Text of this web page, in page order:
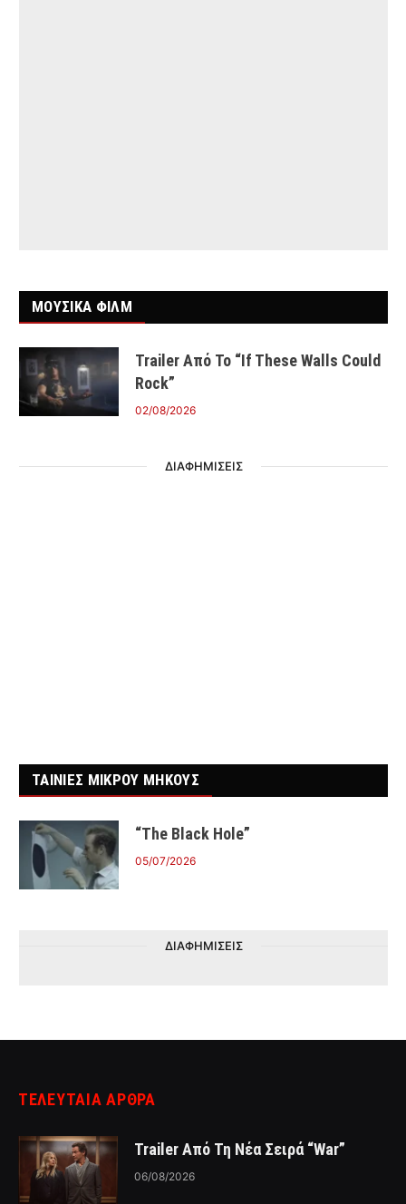
ΜΟΥΣΙΚΑ ΦΙΛΜ
Trailer Από Το “If These Walls Could
Rock”
02/08/2026
ΔΙΑΦΗΜΙΣΕΙΣ
ΤΑΙΝΙΕΣ ΜΙΚΡΟΥ ΜΗΚΟΥΣ
“The Black Hole”
05/07/2026
ΔΙΑΦΗΜΙΣΕΙΣ
ΤΕΛΕΥΤΑΙΑ ΑΡΘΡΑ
Trailer Από Τη Νέα Σειρά “War”
06/08/2026